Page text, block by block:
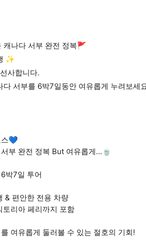
캐나다 서부 완전 정복🚩
✨
사합니다.
다 서부를 6박7일동안 여유롭게 누려보세
스💙
부 완전 정복 But 여유롭게...🍵
박7일 투어
& 편안한 전용 차량
리아 페리까지 포함
여유롭게 둘러볼 수 있는 절호의 기회!